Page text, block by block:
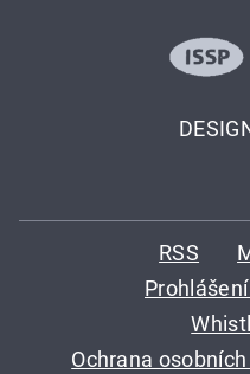
RSS
Ochrana